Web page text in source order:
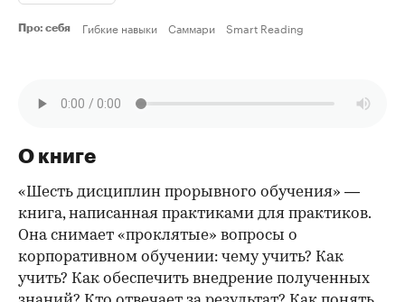
Про: себя Гибкие навыки Саммари Smart Reading
О книге
«Шесть дисциплин прорывного обучения» —
книга, написанная практиками для практиков.
Она снимает «проклятые» вопросы о
корпоративном обучении: чему учить? Как
учить? Как обеспечить внедрение полученных